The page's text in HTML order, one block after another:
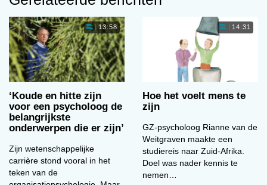
testpsyc
hologie
in het
bedrijfsl
even en
het
onderwij
s is niet
nieuw .
Ook in
het
13:58
‘Koude en hitte zijn
voor een psycholoog de
belangrijkste
onderwerpen die er zijn’
Zijn wetenschappelijke
carrière stond vooral in het
teken van de
14:31
Hoe het voelt mens te
zijn
GZ-psycholoog Rianne van de
Weitgraven maakte een
studiereis naar Zuid-Afrika.
Doel was nader kennis te
nemen…